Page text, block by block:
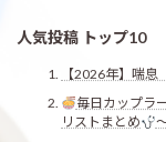
人気投稿 トップ10
【2026年】喘
毎日カップラ
リストまとめ